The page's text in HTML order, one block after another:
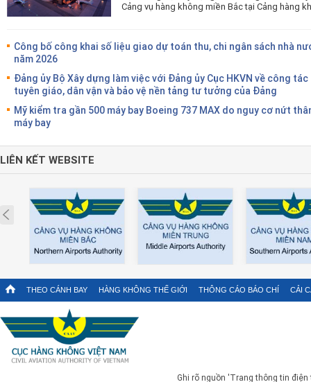
Cảng vụ hàng không miền Bắc tại Cảng hàng
Công bố công khai số liệu giao dự toán thu, chi ngân sách nhà
năm 2026
Đảng ủy Bộ Xây dựng làm việc với Đảng ủy Cục HKVN về công tác
tuyên giáo, dân vận và bảo vệ nền tảng tư tưởng của Đảng
Mỹ kiểm tra gần 500 máy bay Boeing 737 MAX do nguy cơ nứt
máy bay
LIÊN KẾT WEBSITE
Prev
THEO CÁNH BAY HÀNG KHÔNG THẾ GIỚI THÔNG CÁO BÁO CHÍ CẢI
Ghi rõ nguồn 'Trang thông tin